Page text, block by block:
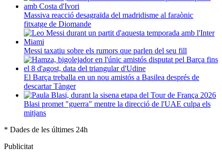
Massiva reacció desagraïda del madridisme al faraònic
fitxatge de Diomande
Messi taxatiu sobre els rumors que parlen del seu fill
El Barça treballa en un nou amistós a Basilea després de
descartar Tànger
Blasi promet "guerra" mentre la direcció de l'UAE culpa els
mitjans
* Dades de les últimes 24h
Publicitat